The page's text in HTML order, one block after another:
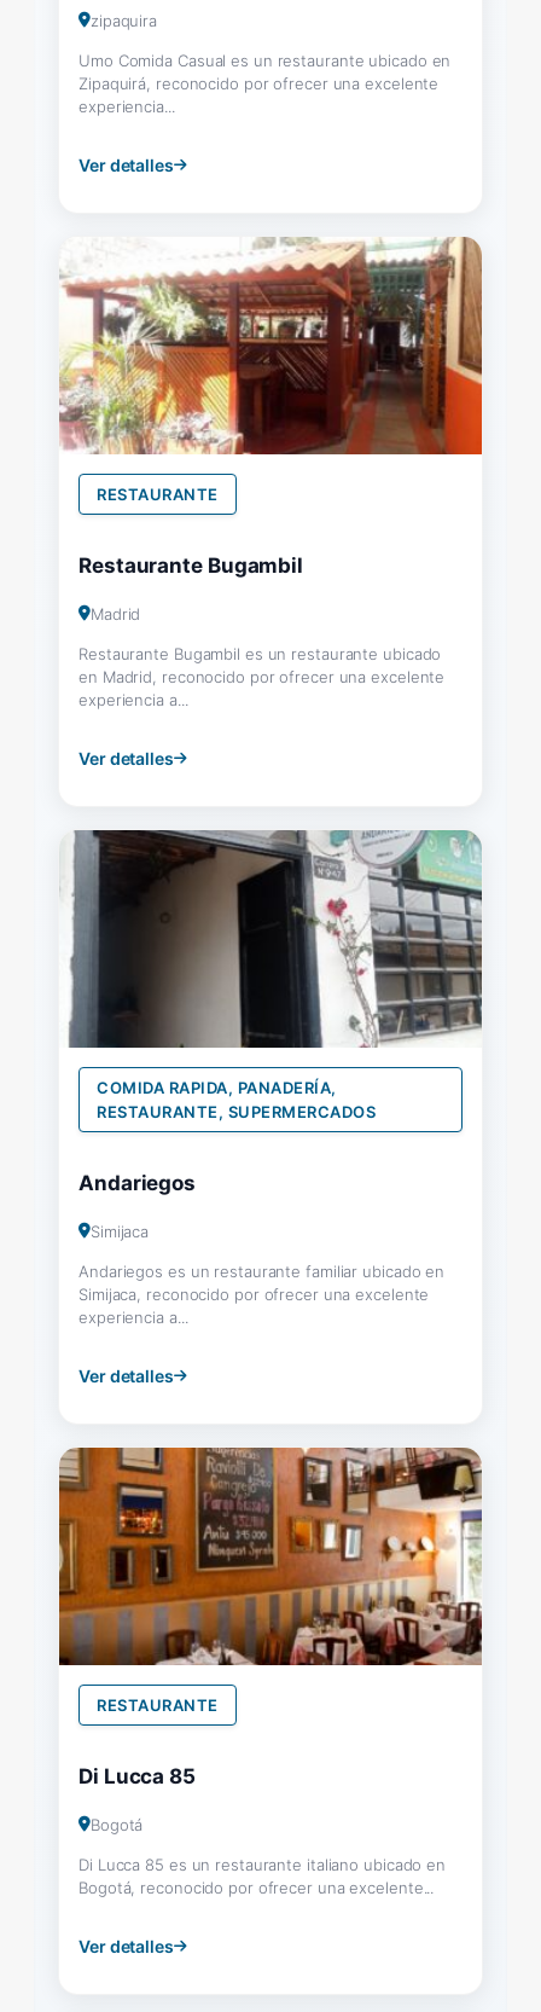
zipaquira
Umo Comida Casual es un restaurante ubicado en
Zipaquirá, reconocido por ofrecer una excelente
experiencia...
Ver detalles
RESTAURANTE
Restaurante Bugambil
Madrid
Restaurante Bugambil es un restaurante ubicado
en Madrid, reconocido por ofrecer una excelente
experiencia a...
Ver detalles
COMIDA RAPIDA, PANADERÍA,
RESTAURANTE, SUPERMERCADOS
Andariegos
Simijaca
Andariegos es un restaurante familiar ubicado en
Simijaca, reconocido por ofrecer una excelente
experiencia a...
Ver detalles
RESTAURANTE
Di Lucca 85
Bogotá
Di Lucca 85 es un restaurante italiano ubicado en
Bogotá, reconocido por ofrecer una excelente...
Ver detalles